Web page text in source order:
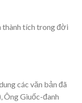
thành tích trong đời
các văn bản đã
Ông Giuốc-đanh